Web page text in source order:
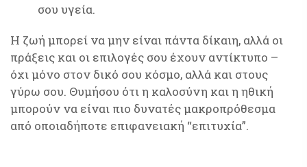
σου υγεία.
Η ζωή μπορεί να μην είναι πάντα δίκαιη, αλλά οι
πράξεις και οι επιλογές σου έχουν αντίκτυπο –
όχι μόνο στον δικό σου κόσμο, αλλά και στους
γύρω σου. Θυμήσου ότι η καλοσύνη και η ηθική
μπορούν να είναι πιο δυνατές μακροπρόθεσμα
από οποιαδήποτε επιφανειακή “επιτυχία”.